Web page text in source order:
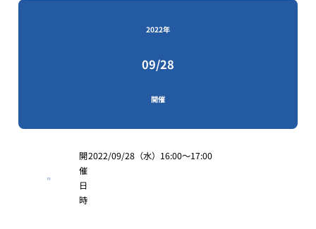
2022年
09/28
開催
開
催
日
時
2022/09/28（水）16:00～17:00